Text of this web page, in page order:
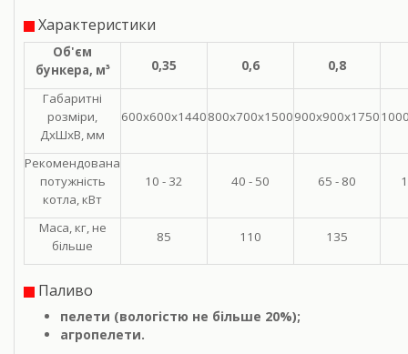
Характеристики
Об'єм
бункера, м³
0,35 0,6 0,8
Габаритні
розміри,
ДхШхВ, мм
600х600х1440800х700х1500900х900х1750
Рекомендована
потужність
котла, кВт
10 - 32 40 - 50 65 - 80
Маса, кг, не
більше
85 110 135
Паливо
пелети (вологістю не більше 20%);
агропелети.